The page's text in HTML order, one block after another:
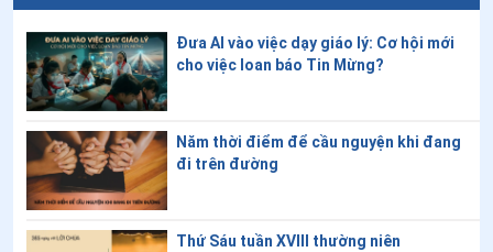
Đưa AI vào việc dạy giáo lý: Cơ hội mới
cho việc loan báo Tin Mừng?
Năm thời điểm để cầu nguyện khi đang
đi trên đường
Thứ Sáu tuần XVIII thường niên